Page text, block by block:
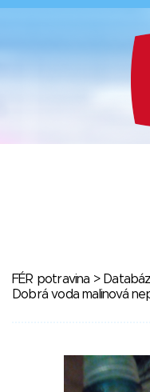
FÉR potravina >
Dobrá voda malinová